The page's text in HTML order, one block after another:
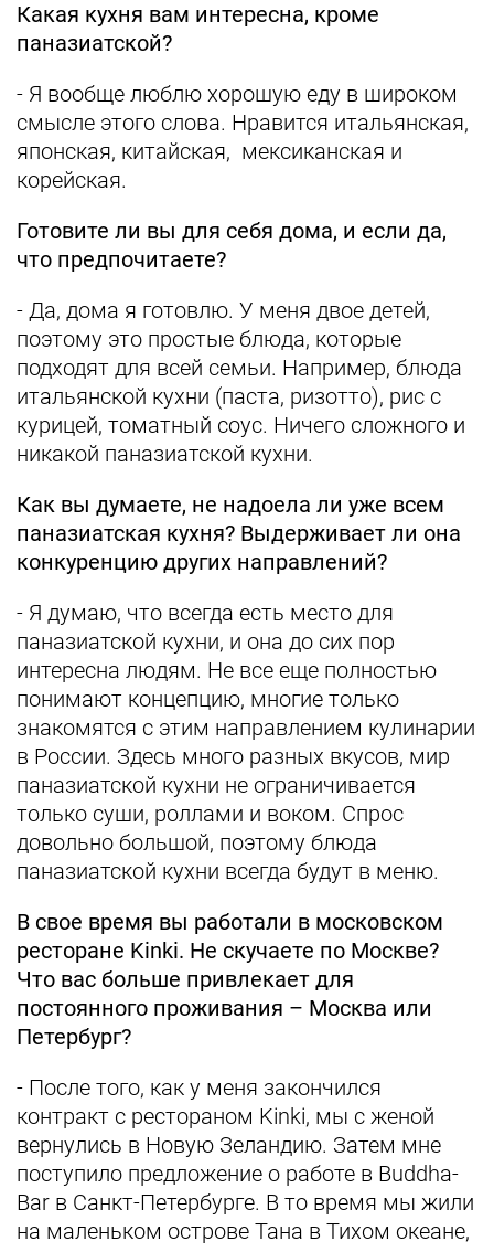
Какая кухня вам интересна, кроме
паназиатской?
- Я вообще люблю хорошую еду в широком
смысле этого слова. Нравится итальянская,
японская, китайская, мексиканская и
корейская.
Готовите ли вы для себя дома, и если да,
что предпочитаете?
- Да, дома я готовлю. У меня двое детей,
поэтому это простые блюда, которые
подходят для всей семьи. Например, блюда
итальянской кухни (паста, ризотто), рис с
курицей, томатный соус. Ничего сложного и
никакой паназиатской кухни.
Как вы думаете, не надоела ли уже всем
паназиатская кухня? Выдерживает ли она
конкуренцию других направлений?
- Я думаю, что всегда есть место для
паназиатской кухни, и она до сих пор
интересна людям. Не все еще полностью
понимают концепцию, многие только
знакомятся с этим направлением кулинарии
в России. Здесь много разных вкусов, мир
паназиатской кухни не ограничивается
только суши, роллами и воком. Спрос
довольно большой, поэтому блюда
паназиатской кухни всегда будут в меню.
В свое время вы работали в московском
ресторане Kinki. Не скучаете по Москве?
Что вас больше привлекает для
постоянного проживания – Москва или
Петербург?
- После того, как у меня закончился
контракт с рестораном Kinki, мы с женой
вернулись в Новую Зеландию. Затем мне
поступило предложение о работе в Buddha-
Bar в Санкт-Петербурге. В то время мы жили
на маленьком острове Тана в Тихом океане,